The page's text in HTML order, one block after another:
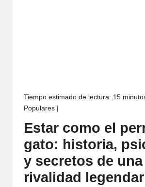
Tiempo estimado de lectura: 15
Populares |
Estar como el
gato: historia,
y secretos de una
rivalidad